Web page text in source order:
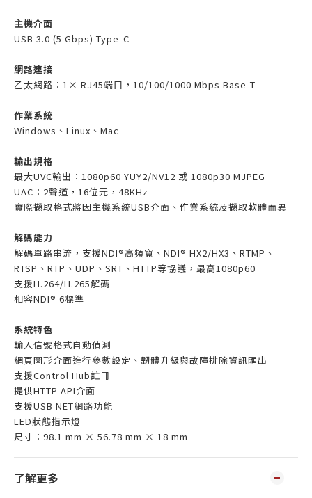
主機介面
USB 3.0 (5 Gbps) Type-C
網路連接
乙太網路：1× RJ45端口，10/100/1000 Mbps Base-T
作業系統
Windows、Linux、Mac
輸出規格
最大UVC輸出：1080p60 YUY2/NV12 或 1080p30 MJPEG
UAC：2聲道，16位元，48KHz
實際擷取格式將因主機系統USB介面、作業系統及擷取軟體而異
解碼能力
解碼單路串流，支援NDI®高頻寬、NDI® HX2/HX3、RTMP、
RTSP、RTP、UDP、SRT、HTTP等協議，最高1080p60
支援H.264/H.265解碼
相容NDI® 6標準
系統特色
輸入信號格式自動偵測
網頁圖形介面進行參數設定、韌體升級與故障排除資訊匯出
支援Control Hub註冊
提供HTTP API介面
支援USB NET網路功能
LED狀態指示燈
尺寸：98.1 mm × 56.78 mm × 18 mm
了解更多